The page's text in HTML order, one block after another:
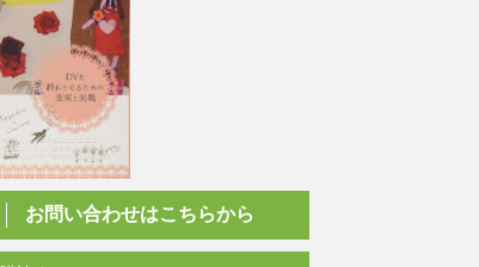
お問い合わせはこちらから